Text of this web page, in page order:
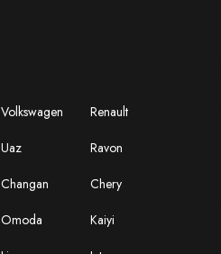
Volkswagen
Renault
Uaz
Ravon
Changan
Chery
Omoda
Kaiyi